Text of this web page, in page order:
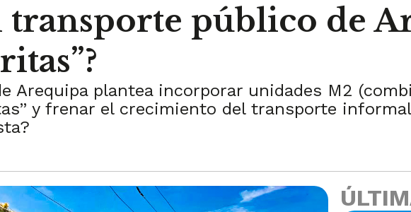
transporte público de
Arequipa plantea incorporar unidades M2
y frenar el crecimiento del transporte